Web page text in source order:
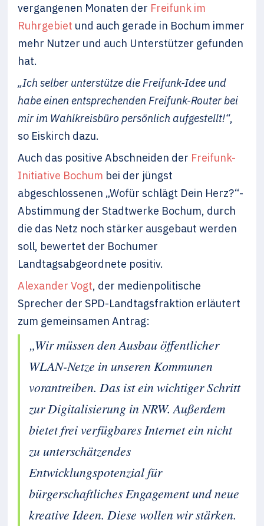
vergangenen Monaten der Freifunk im
Ruhrgebiet und auch gerade in Bochum immer
mehr Nutzer und auch Unterstützer gefunden
hat.
„Ich selber unterstütze die Freifunk-Idee und
habe einen entsprechenden Freifunk-Router bei
mir im Wahlkreisbüro persönlich aufgestellt!“,
so Eiskirch dazu.
Auch das positive Abschneiden der Freifunk-
Initiative Bochum bei der jüngst
abgeschlossenen „Wofür schlägt Dein Herz?“-
Abstimmung der Stadtwerke Bochum, durch
die das Netz noch stärker ausgebaut werden
soll, bewertet der Bochumer
Landtagsabgeordnete positiv.
Alexander Vogt, der medienpolitische
Sprecher der SPD-Landtagsfraktion erläutert
zum gemeinsamen Antrag:
„Wir müssen den Ausbau öffentlicher
WLAN-Netze in unseren Kommunen
vorantreiben. Das ist ein wichtiger Schritt
zur Digitalisierung in NRW. Außerdem
bietet frei verfügbares Internet ein nicht
zu unterschätzendes
Entwicklungspotenzial für
bürgerschaftliches Engagement und neue
kreative Ideen. Diese wollen wir stärken.